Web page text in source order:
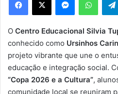
m
e
-
m
a
i
O Centro Educacional Silvia
conhecido como Ursinhos
projeto vibrante que une o
educação e integração social.
“Copa 2026 e a Cultura”,
comunidade local se reuniram